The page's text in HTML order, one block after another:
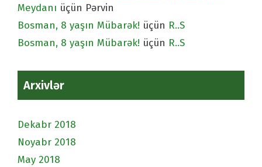
Meydanı üçün Pərvin
Bosman, 8 yaşın Mübarək! üçün R..S
Bosman, 8 yaşın Mübarək! üçün R..S
Arxivlər
Dekabr 2018
Noyabr 2018
May 2018